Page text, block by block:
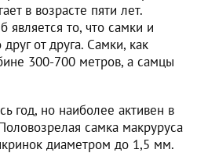
в возрасте пяти лет.
то, что самки и
от друга. Самки, как
300-700 метров, а самцы
год, но наиболее активен в
самка макруруса
диаметром до 1,5 мм.